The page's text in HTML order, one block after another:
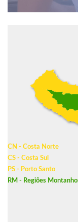
CN - Costa Norte
CS - Costa Sul
PS - Porto Santo
RM - Regiões